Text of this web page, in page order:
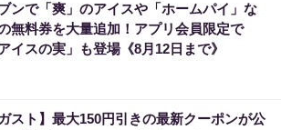
ンで「爽」のアイスや「ホームパイ」な
無料券を大量追加！アプリ会員限定で
アイスの実」も登場《8月12日まで》
ガスト】最大150円引きの最新クーポンが公